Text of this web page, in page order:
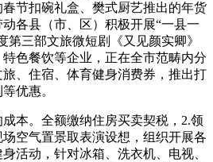
节扣碗礼盒、樊式厨艺推出的年货
各县（市、区）积极开展“一县一
第三部文旅微短剧《又见颜实卿》
色餐饮等企业，正在全市范畴内分
、住宿、体育健身消费券，推出打
优惠。
。全额缴纳住房买卖契税，2.领
空气置景取表演设想，组织开展各
活动，针对冰箱、洗衣机、电视、